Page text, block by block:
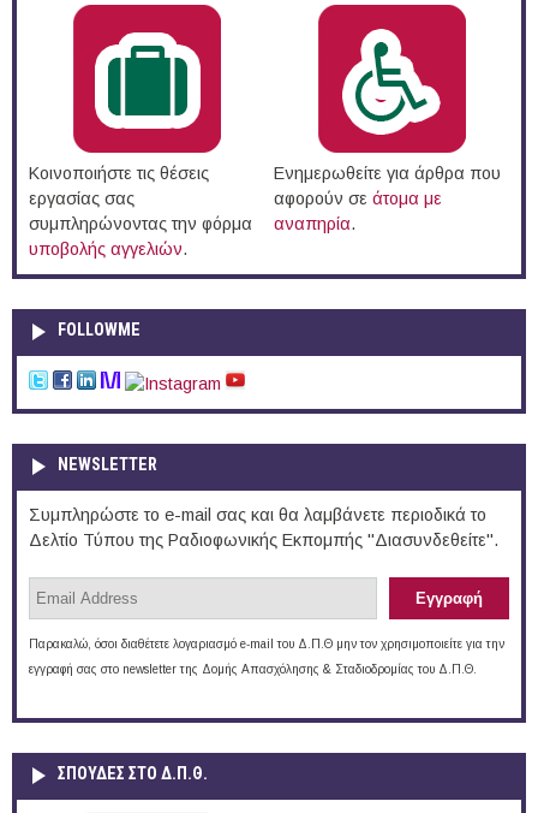
Κοινοποιήστε τις θέσεις
εργασίας σας
συμπληρώνοντας την φόρμα
υποβολής αγγελιών.
Ενημερωθείτε για άρθρα που
αφορούν σε άτομα με
αναπηρία.
FOLLOWME
NEWSLETTER
Συμπληρώστε το e-mail σας και θα λαμβάνετε περιοδικά το
Δελτίο Τύπου της Ραδιοφωνικής Εκπομπής "Διασυνδεθείτε".
Παρακαλώ, όσοι διαθέτετε λογαριασμό e-mail του Δ.Π.Θ μην τον χρησιμοποιείτε για την
εγγραφή σας στο newsletter της Δομής Απασχόλησης & Σταδιοδρομίας του Δ.Π.Θ.
ΣΠΟΥΔΈΣ ΣΤΟ Δ.Π.Θ.